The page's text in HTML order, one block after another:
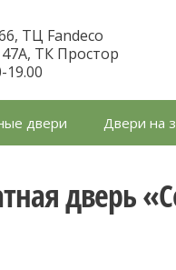
ТЦ Fandeco
ТК Простор
двери Двери на
дверь